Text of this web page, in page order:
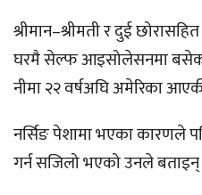
श्रीमान–श्रीमती र दुई
घरमै सेल्फ आइसोलेसनमा
नीमा २२ वर्षअघि अमेरिका
नर्सिङ पेशामा भएका कारणले
गर्न सजिलो भएको उनले